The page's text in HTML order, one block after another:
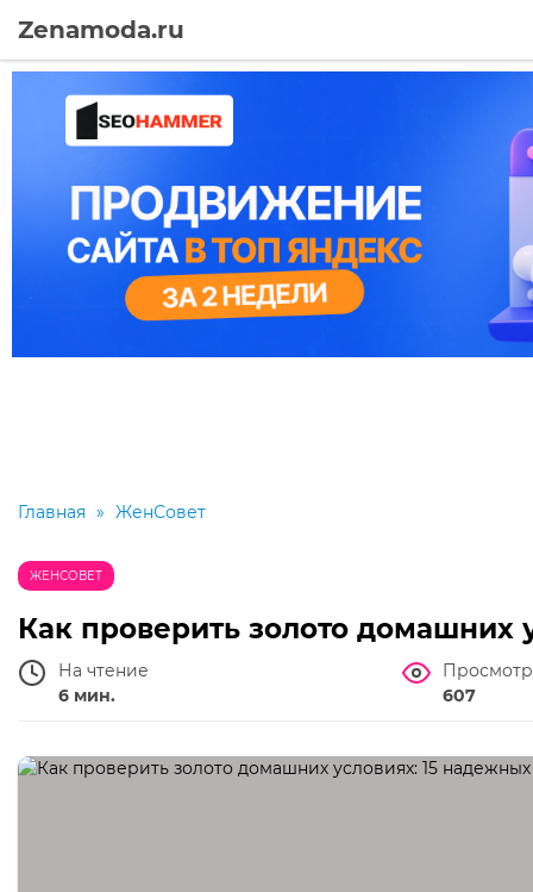
Zenamoda.ru
Главная » ЖенСовет
ЖЕНСОВЕТ
Как проверить золото домашних
На чтение
6 мин.
607